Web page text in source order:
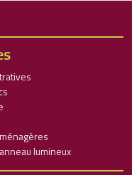
lumineux